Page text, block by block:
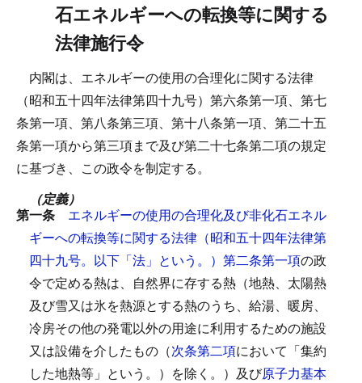
石エネルギーへの転換等に関する
法律施行令
内閣は、エネルギーの使用の合理化に関する法律
（昭和五十四年法律第四十九号）第六条第一項、第七
条第一項、第八条第三項、第十八条第一項、第二十五
条第一項から第三項まで及び第二十七条第二項の規定
に基づき、この政令を制定する。
（定義）
第一条 エネルギーの使用の合理化及び非化石エネル
ギーへの転換等に関する法律（昭和五十四年法律第
四十九号。以下「法」という。）第二条第一項の政
令で定める熱は、自然界に存する熱（地熱、太陽熱
及び雪又は氷を熱源とする熱のうち、給湯、暖房、
冷房その他の発電以外の用途に利用するための施設
又は設備を介したもの（次条第二項において「集約
した地熱等」という。）を除く。）及び原子力基本